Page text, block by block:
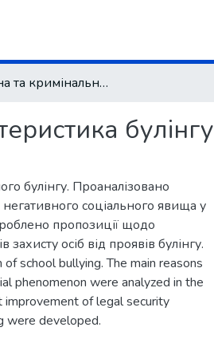
Соціальна та кримінально-правова характеристика булінгу
булінгу
булінгу. Проаналізовано
соціального явища у
пропозиції щодо
осіб від проявів булінгу.
school bullying. The main reasons
phenomenon were analyzed in the
improvement of legal security
were developed.